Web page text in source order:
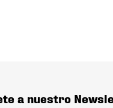
a nuestro